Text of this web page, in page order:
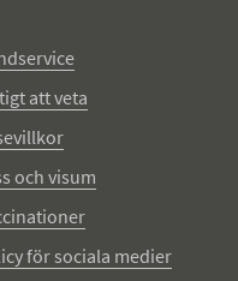
att veta
och visum
för sociala medier